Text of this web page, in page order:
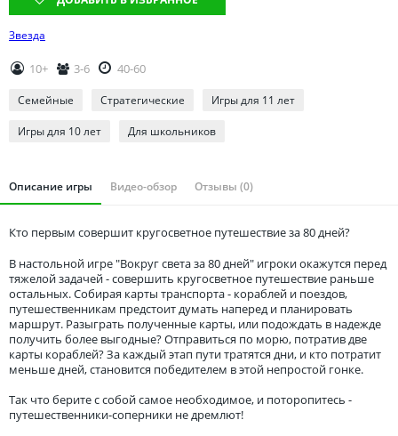
Томская область
Тюменская область
Звезда
10+ 3-6 40-60
Семейные Стратегические Игры для 11 лет
Игры для 10 лет Для школьников
Описание игры Видео-обзор Отзывы (0)
Кто первым совершит кругосветное путешествие за 80 дней?
В настольной игре "Вокруг света за 80 дней" игроки окажутся перед
тяжелой задачей - совершить кругосветное путешествие раньше
остальных. Собирая карты транспорта - кораблей и поездов,
путешественникам предстоит думать наперед и планировать
маршрут. Разыграть полученные карты, или подождать в надежде
получить более выгодные? Отправиться по морю, потратив две
карты кораблей? За каждый этап пути тратятся дни, и кто потратит
меньше дней, становится победителем в этой непростой гонке.
Так что берите с собой самое необходимое, и поторопитесь -
путешественники-соперники не дремлют!